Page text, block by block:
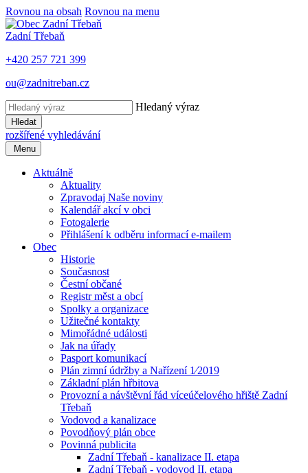
Rovnou na obsah Rovnou na menu
Zadní Třebaň
+420 257 721 399
ou@zadnitreban.cz
Hledaný výraz
Hledat
rozšířené vyhledávání
Menu
Aktuálně
Aktuality
Zpravodaj Naše noviny
Kalendář akcí v obci
Fotogalerie
Přihlášení k odběru informací e-mailem
Obec
Historie
Současnost
Čestní občané
Registr měst a obcí
Spolky a organizace
Užitečné kontakty
Mimořádné události
Jak na úřady
Pasport komunikací
Plán zimní údržby a Nařízení 1⁄2019
Základní plán hřbitova
Provozní a návštěvní řád víceúčelového hřiště Zadní
Třebaň
Vodovod a kanalizace
Povodňový plán obce
Povinná publicita
Zadní Třebaň - kanalizace II. etapa
Zadní Třebaň - vodovod II. etapa